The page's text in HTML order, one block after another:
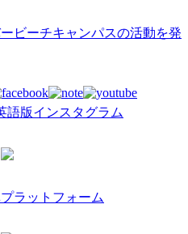
ビーチキャンパスの活動を発